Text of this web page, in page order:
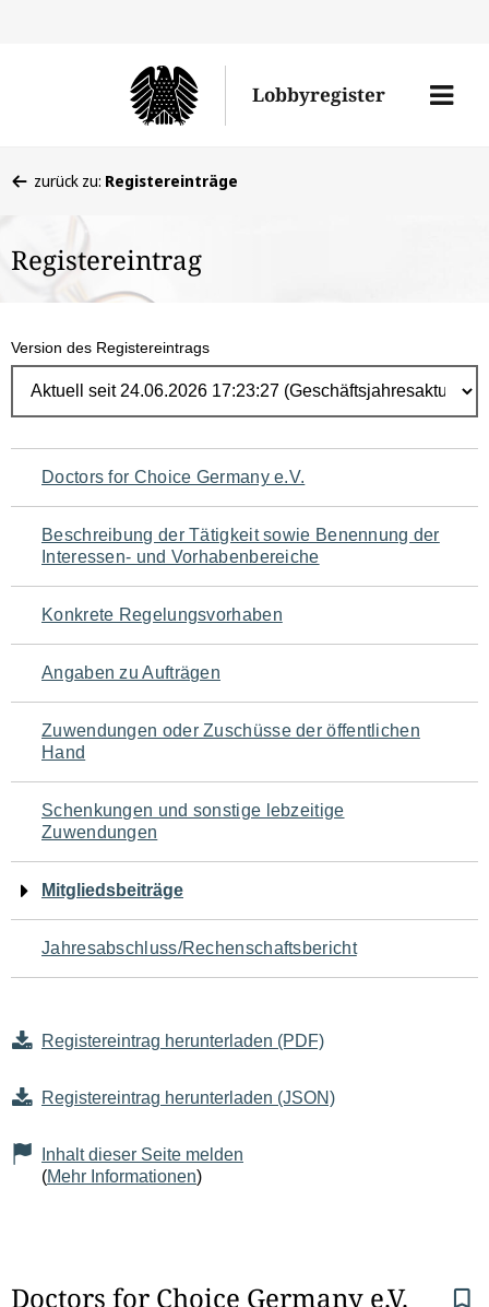
Lobbyregister
Menü
befinden
hier:
zurück zu: Registereinträge
Registereintrag
Version des Registereintrags
Navigation
für
den
Seiteninhalt
Doctors for Choice Germany e.V.
Beschreibung der Tätigkeit sowie Benennung der
Interessen- und Vorhabenbereiche
Konkrete Regelungsvorhaben
Angaben zu Aufträgen
Zuwendungen oder Zuschüsse der öffentlichen
Hand
Schenkungen und sonstige lebzeitige
Zuwendungen
Mitgliedsbeiträge
Jahresabschluss/Rechenschaftsbericht
Registereintrag herunterladen (PDF)
Registereintrag herunterladen (JSON)
Inhalt dieser Seite melden
(Mehr Informationen)
Doctors for Choice Germany e.V.